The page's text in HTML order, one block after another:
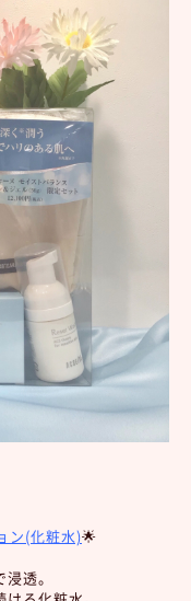
ン(化粧水)🌟
透。